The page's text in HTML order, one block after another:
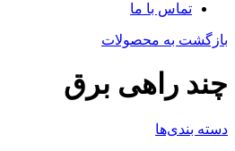
تماس با ما
بازگشت به محصولات
چند راهی برق
دسته بندی‌ها